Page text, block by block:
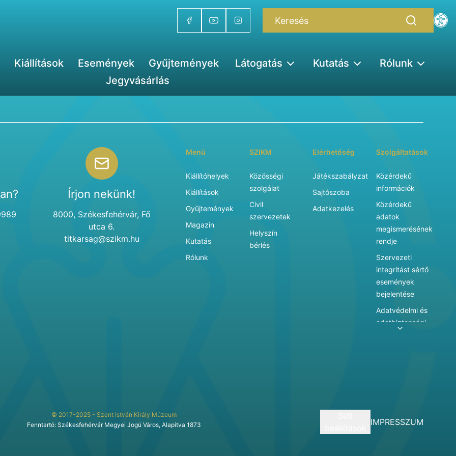
Kiállítások Események Gyűjtemények Látogatás Kutatás
Rólunk
Jegyvásárlás
Írjon nekünk!
8000, Székesfehérvár, Fő
utca 6.
titkarsag@szikm.hu
Menü
Kiállítóhelyek
Kiállítások
Gyűjtemények
Magazin
Kutatás
Rólunk
SZIKM
Közösségi
szolgálat
Civil
szervezetek
Helyszín
bérlés
Elérhetőség
Játékszabályzat
Sajtószoba
Adatkezelés
Szolgáltatások
Közérdekű
információk
Közérdekű
adatok
megismerésének
rendje
Szervezeti
integritást sértő
események
bejelentése
Adatvédelmi és
adatbiztonsági
szolgáltatásai
© 2017-2025 - Szent István Király Múzeum
Fenntartó: Székesfehérvár Megyei Jogú Város, Alapítva 1873
IMPRESSZUM